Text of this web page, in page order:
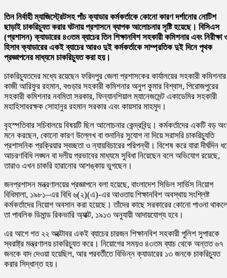
তিন নির্বাহী ম্যাজিস্ট্রেটসহ পাঁচ ক্যাডার কর্মকর্তাকে কোনো কারণ দর্শানোর নোটিশ
ছাড়াই চাকরিচ্যুত করার ঘটনায় প্রশাসনে ব্যাপক আলোচনার সৃষ্টি হয়েছে। বিসিএস
(প্রশাসন) ক্যাডারের ৪৩তম ব্যাচের তিন শিক্ষানবিশ সহকারী কমিশনার এবং নিরীক্ষা
হিসাব ক্যাডারের একই ব্যাচের আরও দুই কর্মকর্তাকে সাম্প্রতিক দুই দিনে পৃথক
প্রজ্ঞাপনের মাধ্যমে চাকরিচ্যুত করা হয়।
চাকরিচ্যুতদের মধ্যে রয়েছেন ফরিদপুর জেলা প্রশাসকের কার্যালয়ের সহকারী কমিশনার
কাজী আরিফুর রহমান, বগুড়ার সহকারী কমিশনার অনুপ কুমার বিশ্বাস, পিরোজপুরের
সহকারী কমিশনার নবমিতা সরকার, ফিন্যানশিয়াল ম্যানেজমেন্ট একাডেমির সহকারী
মহাহিসাবরক্ষক সোহানুর রহমান সরকার এবং কায়সার মাহমুদ।
বৃহস্পতিবার সচিবালয়ে বিষয়টি ছিল আলোচনার কেন্দ্রবিন্দু। কর্মকর্তাদের একটি বড়
মনে করছেন, কোনো কারণ উল্লেখ বা শুনানির সুযোগ না দিয়ে সরাসরি চাকরিচ্যুতি
প্রশাসনিক প্রক্রিয়ার স্বচ্ছতা ও ন্যায়বিচারের পরিপন্থী। বিশেষ করে যারা দীর্ঘদিন
আচরণবিধি লঙ্ঘন বা দলীয় প্রভাবের মাধ্যমে সুবিধা নিয়েছেন বলে অভিযোগ রয়েছে,
তারাও এখন চাকরি হারানোর আশঙ্কায় ভুগছেন।
জনপ্রশাসন মন্ত্রণালয়ের প্রজ্ঞাপনে বলা হয়েছে, বাংলাদেশ সিভিল সার্ভিস নিয়োগ
বিধিমালা, ১৯৮১–এর বিধি ৬(২)(এ)-এর আওতায় শিক্ষানবিশ অবস্থায় সংশ্লিষ্ট
কর্মকর্তাদের নিয়োগ অবসান করা হয়েছে। তাঁদের কাছে সরকারের কোনো পাওনা
তা পাবলিক ডিমান্ড রিকভারি অ্যাক্ট, ১৯১৩ অনুযায়ী আদায়যোগ্য হবে।
এর আগে গত ২২ অক্টোবর একই ব্যাচের চারজন শিক্ষানবিশ সহকারী পুলিশ সুপারকে
স্বরাষ্ট্র মন্ত্রণালয় চাকরিচ্যুত করে। নিয়োগের সময়ও ৪৩তম ব্যাচ থেকে অন্তত ৬৭
জনকে বাদ দেওয়া হয়েছিল, আর পরবর্তীতে বিভিন্ন ক্যাডারের ১৩ জনকে চাকরিচ্যুত
করার সিদ্ধান্ত হয়।